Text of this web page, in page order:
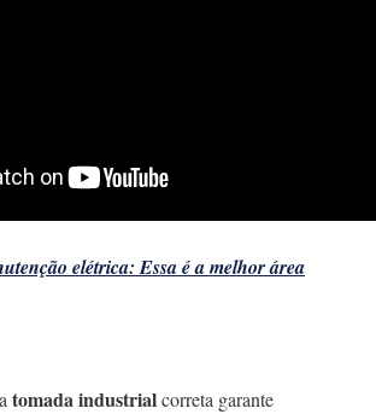
elétrica: Essa é a melhor área
tomada industrialcorreta garante